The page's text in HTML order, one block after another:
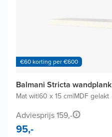
€60 korting per €600
Balmani Stricta wandplank
Mat wit|60 x 15 cm|MDF gelakt
Adviesprijs 159,-
95,-